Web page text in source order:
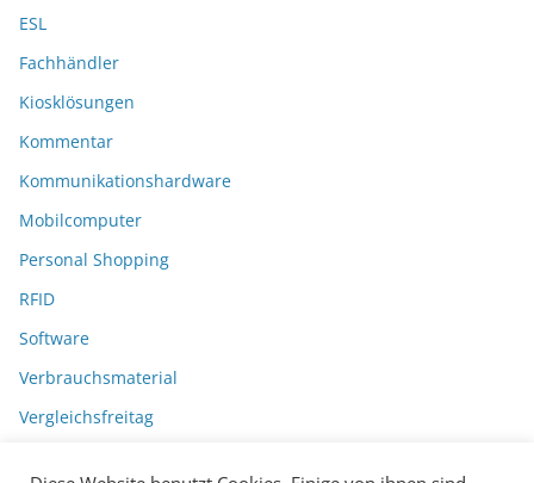
ESL
Fachhändler
Kiosklösungen
Kommentar
Kommunikationshardware
Mobilcomputer
Personal Shopping
RFID
Software
Verbrauchsmaterial
Vergleichsfreitag